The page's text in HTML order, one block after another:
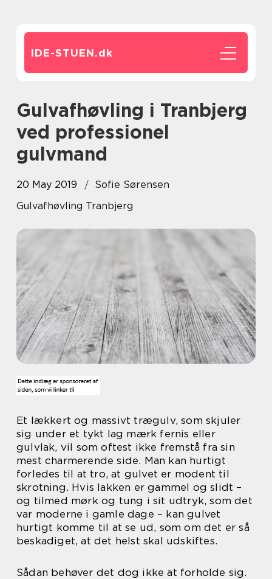
IDE-STUEN.dk
Gulvafhøvling i Tranbjerg
ved professionel
gulvmand
20 May 2019
Sofie Sørensen
Gulvafhøvling Tranbjerg
Et lækkert og massivt trægulv, som skjuler
sig under et tykt lag mærk fernis eller
gulvlak, vil som oftest ikke fremstå fra sin
mest charmerende side. Man kan hurtigt
forledes til at tro, at gulvet er modent til
skrotning. Hvis lakken er gammel og slidt –
og tilmed mørk og tung i sit udtryk, som det
var moderne i gamle dage – kan gulvet
hurtigt komme til at se ud, som om det er så
beskadiget, at det helst skal udskiftes.
Sådan behøver det dog ikke at forholde sig.